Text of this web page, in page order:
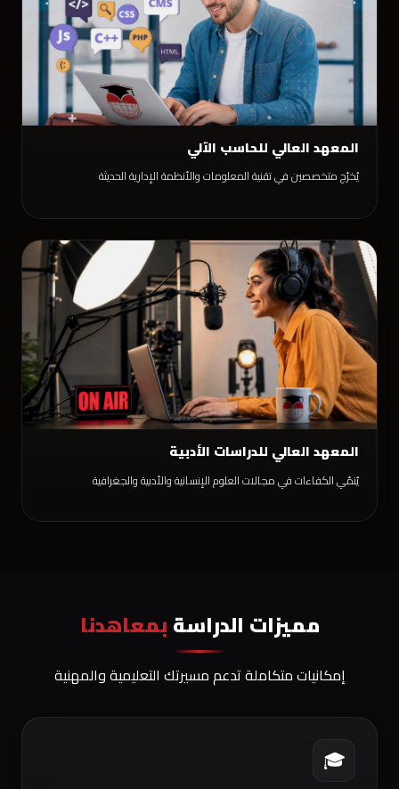
المعهد العالي للحاسب الآلي
يُخرّج متخصصين في تقنية المعلومات والأنظمة الإدارية الحديثة
المعهد العالي للدراسات الأدبية
يُنمّي الكفاءات في مجالات العلوم الإنسانية والأدبية والجغرافية
مميزات الدراسة بمعاهدنا
إمكانيات متكاملة تدعم مسيرتك التعليمية والمهنية
🎓